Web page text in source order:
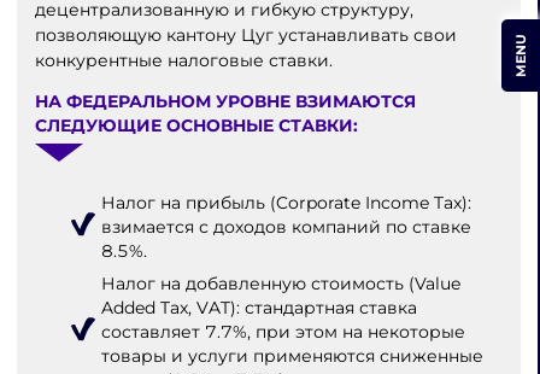
децентрализованную и гибкую структуру,
позволяющую кантону Цуг устанавливать свои
конкурентные налоговые ставки.
НА ФЕДЕРАЛЬНОМ УРОВНЕ ВЗИМАЮТСЯ
СЛЕДУЮЩИЕ ОСНОВНЫЕ СТАВКИ:
Налог на прибыль (Corporate Income Tax):
взимается с доходов компаний по ставке
8.5%.
Налог на добавленную стоимость (Value
Added Tax, VAT): стандартная ставка
составляет 7.7%, при этом на некоторые
товары и услуги применяются сниженные
MENU